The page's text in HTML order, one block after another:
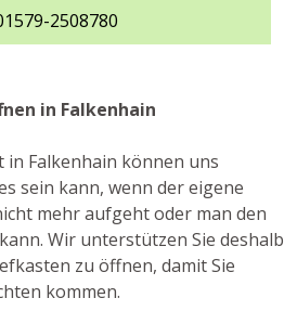
2508780
in Falkenhain
in Falkenhain können uns
sein kann, wenn der eigene
mehr aufgeht oder man den
Wir unterstützen Sie deshalb
zu öffnen, damit Sie
kommen.